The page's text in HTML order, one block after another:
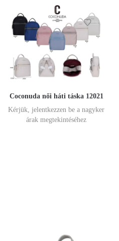
Coconuda női háti táska 12021
Kérjük, jelentkezzen be a nagyker
árak megtekintéséhez